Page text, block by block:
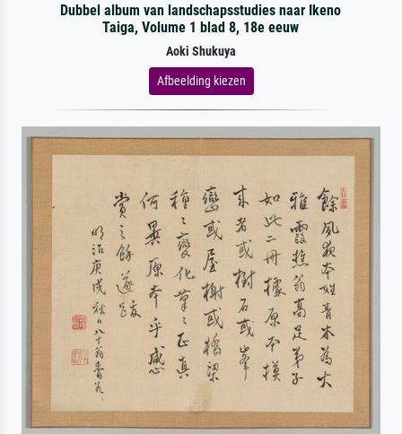
Dubbel album van landschapsstudies naar Ikeno
Taiga, Volume 1 blad 8, 18e eeuw
Aoki Shukuya
Afbeelding kiezen